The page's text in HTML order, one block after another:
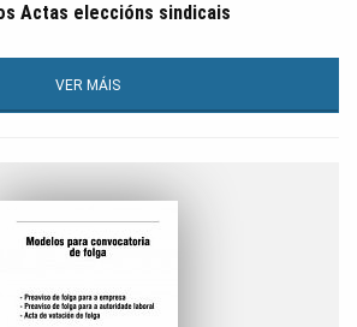
Actas eleccións sindicais
VER MÁIS